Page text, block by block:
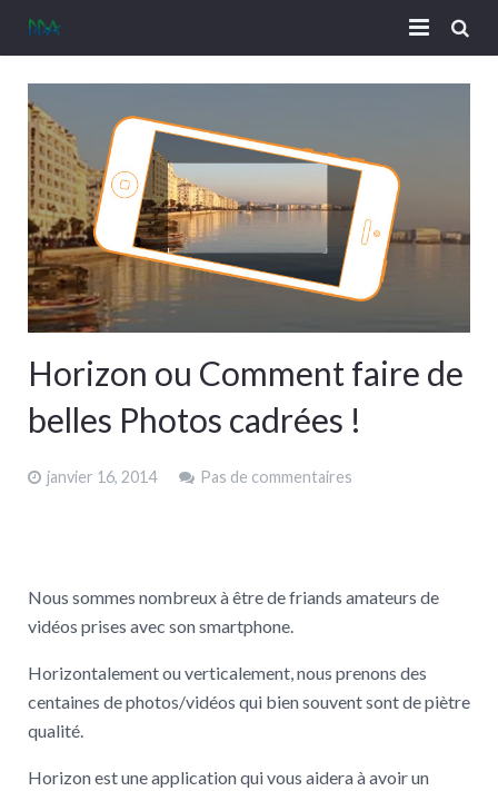
CV | A Propos
Contact
Horizon ou Comment faire de
belles Photos cadrées !
janvier 16, 2014 Pas de commentaires
Nous sommes nombreux à être de friands amateurs de
vidéos prises avec son smartphone.
Horizontalement ou verticalement, nous prenons des
centaines de photos/vidéos qui bien souvent sont de piètre
qualité.
Horizon est une application qui vous aidera à avoir un